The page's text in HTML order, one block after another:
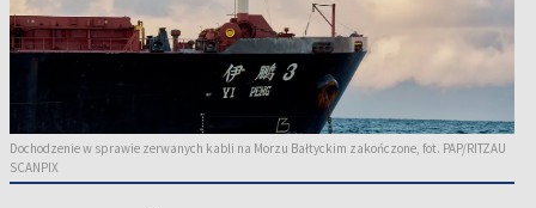
Dochodzenie w sprawie zerwanych kabli na Morzu Bałtyckim zakończone, fot. PAP/RITZAU
SCANPIX